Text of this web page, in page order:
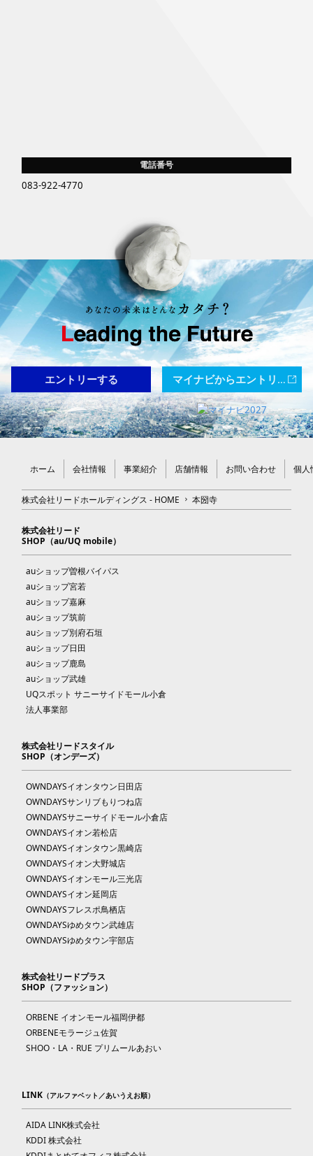
電話番号
083-922-4770
エントリーする マイナビからエントリーする
ホーム 会社情報 事業紹介 店舗情報 お問い合わせ 個人
株式会社リードホールディングス - HOME 本圀寺
株式会社リード
SHOP（au/UQ mobile）
auショップ曽根バイパス
auショップ宮若
auショップ嘉麻
auショップ筑前
auショップ別府石垣
auショップ日田
auショップ鹿島
auショップ武雄
UQスポット サニーサイドモール小倉
法人事業部
株式会社リードスタイル
SHOP（オンデーズ）
OWNDAYSイオンタウン日田店
OWNDAYSサンリブもりつね店
OWNDAYSサニーサイドモール小倉店
OWNDAYSイオン若松店
OWNDAYSイオンタウン黒崎店
OWNDAYSイオン大野城店
OWNDAYSイオンモール三光店
OWNDAYSイオン延岡店
OWNDAYSフレスポ鳥栖店
OWNDAYSゆめタウン武雄店
OWNDAYSゆめタウン宇部店
株式会社リードプラス
SHOP（ファッション）
ORBENE イオンモール福岡伊都
ORBENEモラージュ佐賀
SHOO・LA・RUE プリムールあおい
LINK （アルファベット／あいうえお順）
AIDA LINK株式会社
KDDI 株式会社